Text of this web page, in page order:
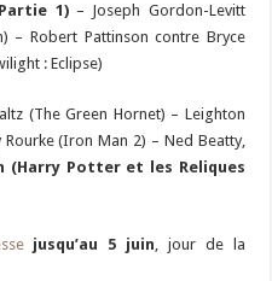
1)– Joseph Gordon-Levitt
– Robert Pattinson contre Bryce
: Eclipse)
(The Green Hornet) – Leighton
(Iron Man 2) – Ned Beatty,
(Harry Potter et les Reliques
jusqu’au 5 juin, jour de la